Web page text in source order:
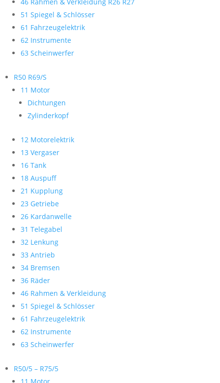
51 Spiegel & Schlösser
61 Fahrzeugelektrik
62 Instrumente
63 Scheinwerfer
R50 R69/S
11 Motor
Dichtungen
Zylinderkopf
12 Motorelektrik
13 Vergaser
16 Tank
18 Auspuff
21 Kupplung
23 Getriebe
26 Kardanwelle
31 Telegabel
32 Lenkung
33 Antrieb
34 Bremsen
36 Räder
46 Rahmen & Verkleidung
51 Spiegel & Schlösser
61 Fahrzeugelektrik
62 Instrumente
63 Scheinwerfer
R50/5 – R75/5